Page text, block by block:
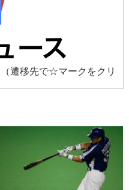
（遷移先で☆マークをクリ